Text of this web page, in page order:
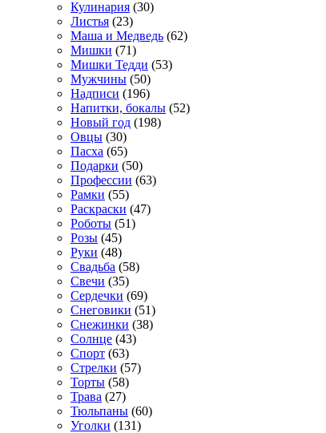
Кулинария (30)
Листья (23)
Маша и Медведь (62)
Мишки (71)
Мишки Тедди (53)
Мужчины (50)
Надписи (196)
Напитки, бокалы (52)
Новый год (198)
Овцы (30)
Пасха (65)
Подарки (50)
Профессии (63)
Рамки (55)
Раскраски (47)
Роботы (51)
Розы (45)
Руки (48)
Свадьба (58)
Свечи (35)
Сердечки (69)
Снеговики (51)
Снежинки (38)
Солнце (43)
Спорт (63)
Стрелки (57)
Торты (58)
Трава (27)
Тюльпаны (60)
Уголки (131)